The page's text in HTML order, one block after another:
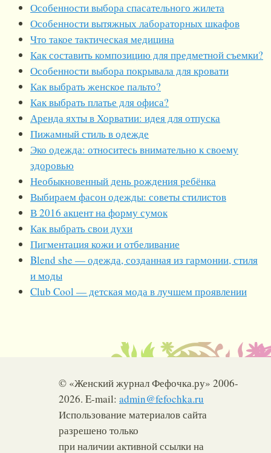
Особенности выбора спасательного жилета
Особенности вытяжных лабораторных шкафов
Что такое тактическая медицина
Как составить композицию для предметной съемки?
Особенности выбора покрывала для кровати
Как выбрать женское пальто?
Как выбрать платье для офиса?
Аренда яхты в Хорватии: идея для отпуска
Пижамный стиль в одежде
Эко одежда: относитесь внимательно к своему
здоровью
Необыкновенный день рождения ребёнка
Выбираем фасон одежды: советы стилистов
В 2016 акцент на форму сумок
Как выбрать свои духи
Пигментация кожи и отбеливание
Blend she — одежда, созданная из гармонии, стиля
и моды
Club Cool — детская мода в лучшем проявлении
© «Женский журнал Фефочка.ру» 2006-
2026. E-mail: admin@fefochka.ru
Использование материалов сайта
разрешено только
при наличии активной ссылки на